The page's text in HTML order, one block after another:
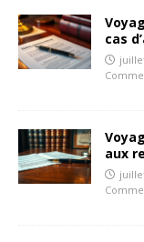
cas
aux